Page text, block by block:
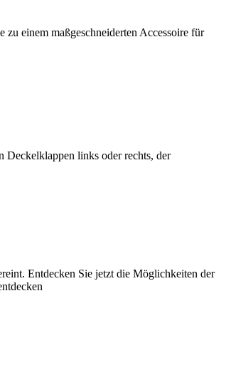
einem maßgeschneiderten Accessoire für
links oder rechts, der
Entdecken Sie jetzt die Möglichkeiten der